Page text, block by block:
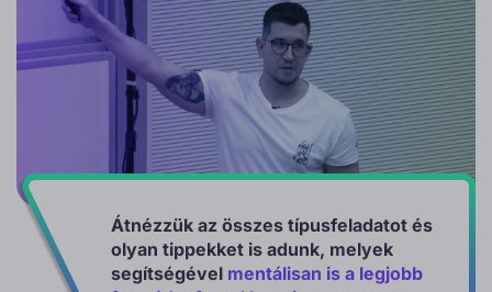
Átnézzük az összes típusfeladatot és
olyan tippekket is adunk, melyek
segítségével mentálisan is a legjobb